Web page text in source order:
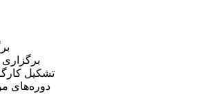
برگزاری
تشکیل
دوره‌های